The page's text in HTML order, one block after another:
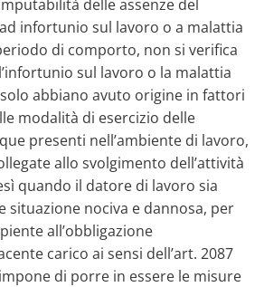
delle assenze del
infortunio sul lavoro o a malattia
di comporto, non si verifica
sul lavoro o la malattia
abbiano avuto origine in fattori
modalità di esercizio delle
presenti nell’ambiente di lavoro,
allo svolgimento dell’attività
quando il datore di lavoro sia
situazione nociva e dannosa, per
all’obbligazione
carico ai sensi dell’art. 2087
di porre in essere le misure